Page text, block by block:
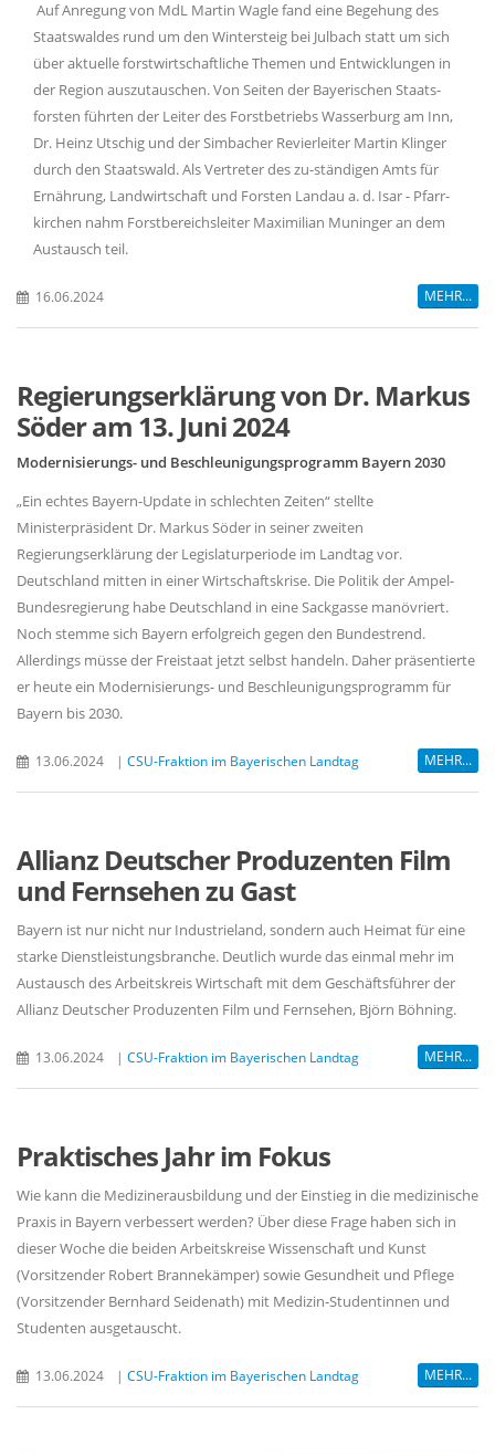
Auf Anregung von MdL Martin Wagle fand eine Begehung des
Staatswaldes rund um den Wintersteig bei Julbach statt um sich
über aktuelle forstwirtschaftliche Themen und Entwicklungen in
der Region auszutauschen. Von Seiten der Bayerischen Staats-
forsten führten der Leiter des Forstbetriebs Wasserburg am Inn,
Dr. Heinz Utschig und der Simbacher Revierleiter Martin Klinger
durch den Staatswald. Als Vertreter des zu-ständigen Amts für
Ernährung, Landwirtschaft und Forsten Landau a. d. Isar - Pfarr-
kirchen nahm Forstbereichsleiter Maximilian Muninger an dem
Austausch teil.
16.06.2024 MEHR...
Regierungserklärung von Dr. Markus
Söder am 13. Juni 2024
Modernisierungs- und Beschleunigungsprogramm Bayern 2030
Ein echtes Bayern-Update in schlechten Zeiten“ stellte
Ministerpräsident Dr. Markus Söder in seiner zweiten
Regierungserklärung der Legislaturperiode im Landtag vor.
Deutschland mitten in einer Wirtschaftskrise. Die Politik der Ampel-
Bundesregierung habe Deutschland in eine Sackgasse manövriert.
Noch stemme sich Bayern erfolgreich gegen den Bundestrend.
Allerdings müsse der Freistaat jetzt selbst handeln. Daher präsentierte
er heute ein Modernisierungs- und Beschleunigungsprogramm für
Bayern bis 2030.
13.06.2024 | CSU-Fraktion im Bayerischen Landtag MEHR...
Allianz Deutscher Produzenten Film
und Fernsehen zu Gast
Bayern ist nur nicht nur Industrieland, sondern auch Heimat für eine
starke Dienstleistungsbranche. Deutlich wurde das einmal mehr im
Austausch des Arbeitskreis Wirtschaft mit dem Geschäftsführer der
Allianz Deutscher Produzenten Film und Fernsehen, Björn Böhning.
13.06.2024 | CSU-Fraktion im Bayerischen Landtag MEHR...
Praktisches Jahr im Fokus
Wie kann die Medizinerausbildung und der Einstieg in die medizinische
Praxis in Bayern verbessert werden? Über diese Frage haben sich in
dieser Woche die beiden Arbeitskreise Wissenschaft und Kunst
(Vorsitzender Robert Brannekämper) sowie Gesundheit und Pflege
(Vorsitzender Bernhard Seidenath) mit Medizin-Studentinnen und
Studenten ausgetauscht.
13.06.2024 | CSU-Fraktion im Bayerischen Landtag MEHR...